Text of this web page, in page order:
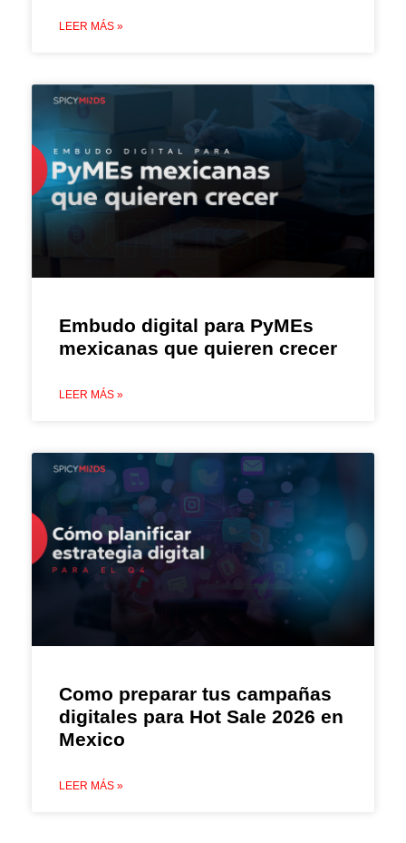
LEER MÁS »
Embudo digital para PyMEs
mexicanas que quieren crecer
LEER MÁS »
Como preparar tus campañas
digitales para Hot Sale 2026 en
Mexico
LEER MÁS »